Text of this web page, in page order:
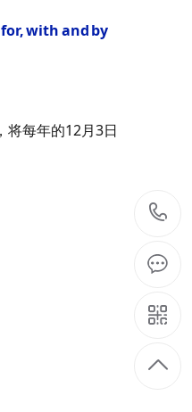
with and by
将每年的12月3日